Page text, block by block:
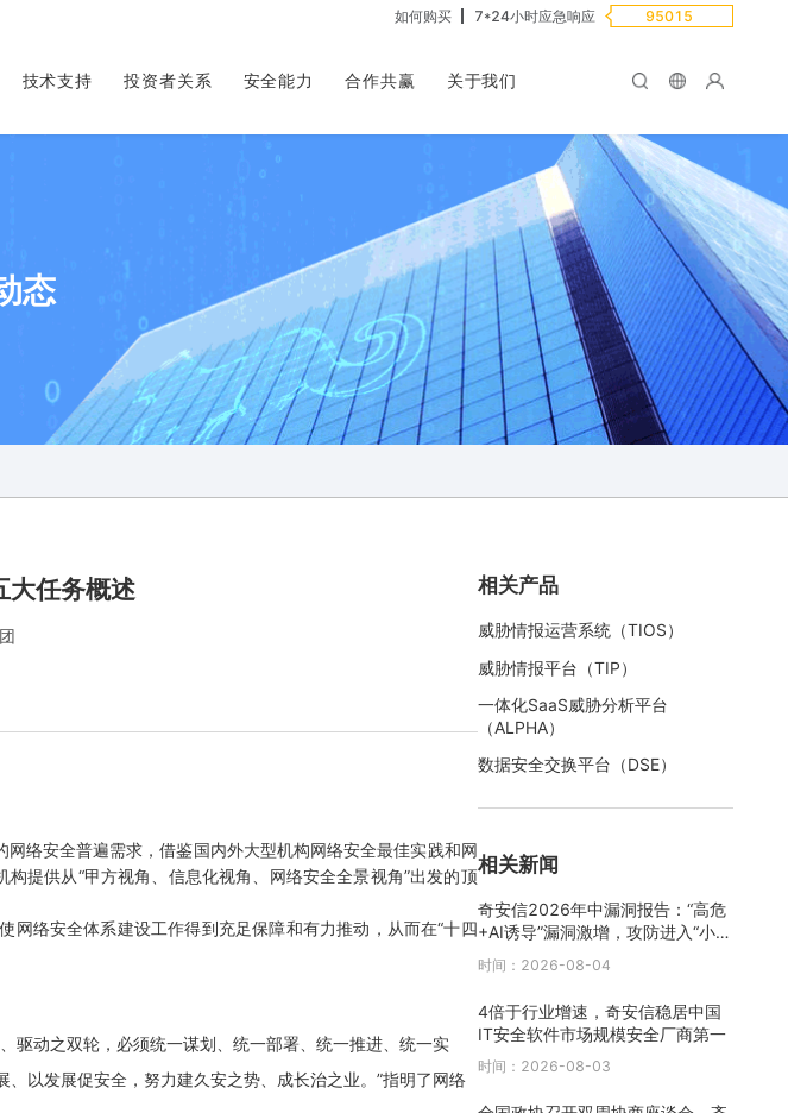
如何购买 7*24小时应急响应 95015
技术支持 投资者关系 安全能力 合作共赢 关于我们
态
大任务概述
络安全普遍需求，借鉴国内外大型机构网络安全最佳实践和网
提供从“甲方视角、信息化视角、网络安全全景视角”出发的顶
网络安全体系建设工作得到充足保障和有力推动，从而在“十四
驱动之双轮，必须统一谋划、统一部署、统一推进、统一实
以发展促安全，努力建久安之势、成长治之业。”指明了网络
相关产品
威胁情报运营系统（TIOS）
威胁情报平台（TIP）
一体化SaaS威胁分析平台
（ALPHA）
数据安全交换平台（DSE）
相关新闻
奇安信2026年中漏洞报告：“高危
+AI诱导”漏洞激增，攻防进入“小时
级”时代
时间：2026-08-04
4倍于行业增速，奇安信稳居中国
IT安全软件市场规模安全厂商第一
时间：2026-08-03